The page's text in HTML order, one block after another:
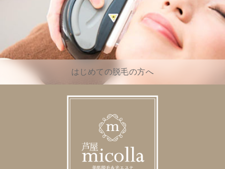
はじめての脱毛の方へ